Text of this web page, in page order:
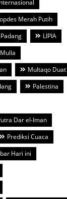
Merah Putih
LIPIA
Multaqo Duat
Palestina
Dar el-Iman
Prediksi Cuaca
Hari ini